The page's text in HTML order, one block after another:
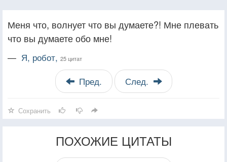
Меня что, волнует что вы думаете?! Мне плевать
что вы думаете обо мне!
— Я, робот, 25 цитат
Пред. След.
Сохранить
ПОХОЖИЕ ЦИТАТЫ